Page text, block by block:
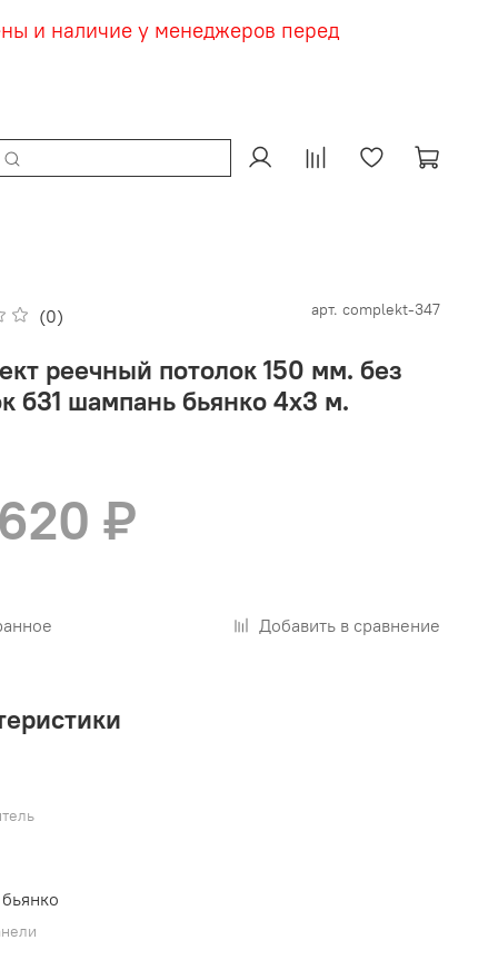
и наличие у менеджеров перед
(0) арт. complekt-347
реечный потолок 150 мм. без
б31 шампань бьянко 4х3 м.
₽
Добавить в сравнение